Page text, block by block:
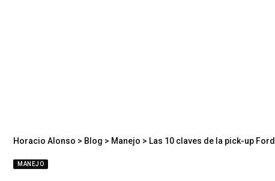
Horacio Alonso > Blog > Manejo > Las 10 claves de la pick-up
MANEJO